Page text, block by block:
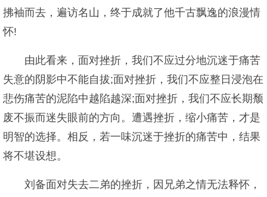
拂袖而去，遍访名山，终于成就了他千古飘逸的浪漫情
怀!
由此看来，面对挫折，我们不应过分地沉迷于痛苦
失意的阴影中不能自拔;面对挫折，我们不应整日浸泡在
悲伤痛苦的泥陷中越陷越深;面对挫折，我们不应长期颓
废不振而迷失眼前的方向。遭遇挫折，缩小痛苦，才是
明智的选择。相反，若一味沉迷于挫折的痛苦中，结果
将不堪设想。
刘备面对失去二弟的挫折，因兄弟之情无法释怀，